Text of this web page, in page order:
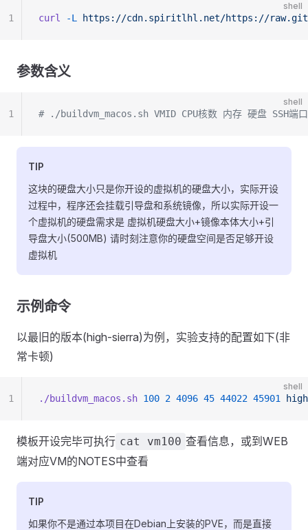
shell
curl -L https://cdn.spiritlhl.net/https://
1
参数含义
shell
# ./buildvm_macos.sh VMID CPU核数 内存 硬盘 SSH端
1
TIP
这块的硬盘大小只是你开设的虚拟机的硬盘大小，实际开设
过程中，程序还会挂载引导盘和系统镜像，所以实际开设一
个虚拟机的硬盘需求是 虚拟机硬盘大小+镜像本体大小+引
导盘大小(500MB) 请时刻注意你的硬盘空间是否足够开设
虚拟机
示例命令
以最旧的版本(high-sierra)为例，实验支持的配置如下(非
常卡顿)
shell
./buildvm_macos.sh 100 2 4096 45 44022 45901
1
模板开设完毕可执行 cat vm100 查看信息，或到WEB
端对应VM的NOTES中查看
TIP
如果你不是通过本项目在Debian上安装的PVE，而是直接